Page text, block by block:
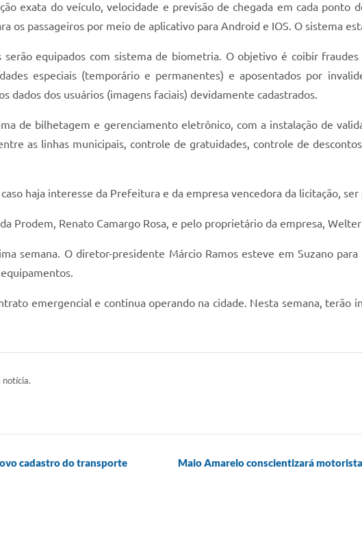
exata do veículo, velocidade e previsão de chegada em cada ponto
os passageiros por meio de aplicativo para Android e IOS. O sistema
equipados com sistema de biometria. O objetivo é coibir
especiais (temporário e permanentes) e aposentados por
dados dos usuários (imagens faciais) devidamente cadastrados.
de bilhetagem e gerenciamento eletrônico, com a instalação de
as linhas municipais, controle de gratuidades, controle de
haja interesse da Prefeitura e da empresa vencedora da licitação,
Prodem, Renato Camargo Rosa, e pelo proprietário da empresa,
semana. O diretor-presidente Márcio Ramos esteve em Suzano
emergencial e continua operando na cidade. Nesta semana, terão
notícia.
cadastro do transporte
Maio Amarelo conscientizará